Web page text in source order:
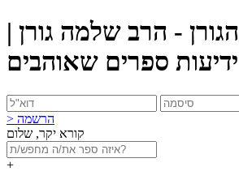
- הרב שלמה גורן |
ידיעות ספרים שאוהבים
> הרשמה
קורא יקר, שלום
+